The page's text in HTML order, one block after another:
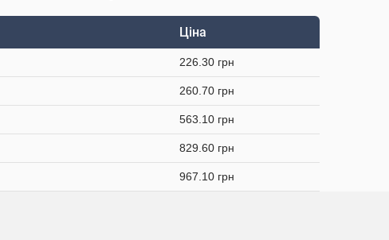
Ціна
226.30 грн
260.70 грн
563.10 грн
829.60 грн
967.10 грн